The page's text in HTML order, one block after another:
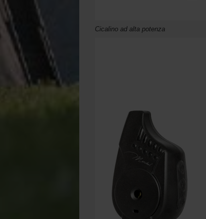
Cicalino ad alta potenza